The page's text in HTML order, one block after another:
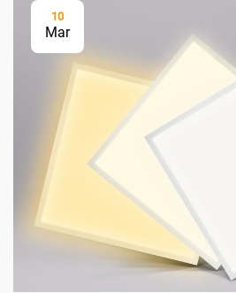
10
Mar